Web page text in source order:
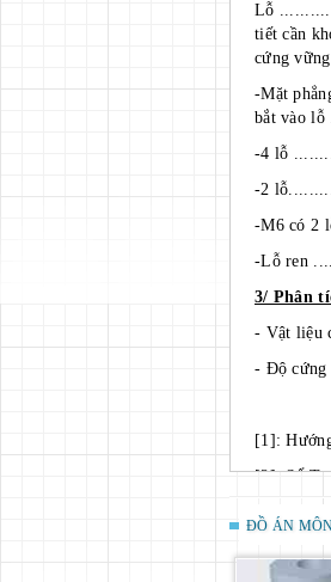
Lỗ
tiết cần
cứng
-Mặt
bắt vào lỗ
-4 lỗ
-2
-M6 có 2
-Lỗ ren
3/ Phân
- Vật liệu
- Độ
[1]:
[2]: Sổ
[3]: Thiết
2000)
[4]: Đồ
ĐỒ ÁN